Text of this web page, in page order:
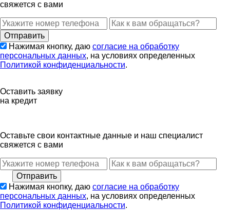
свяжется с вами
Нажимая кнопку, даю согласие на обработку
персональных данных, на условиях определенных
Политикой конфиденциальности.
Оставить заявку
на кредит
Оставьте свои контактные данные и наш специалист
свяжется с вами
Нажимая кнопку, даю согласие на обработку
персональных данных, на условиях определенных
Политикой конфиденциальности.